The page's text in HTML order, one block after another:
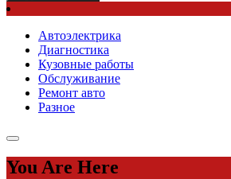
Автоэлектрика
Диагностика
Кузовные работы
Обслуживание
Ремонт авто
Разное
You Are Here